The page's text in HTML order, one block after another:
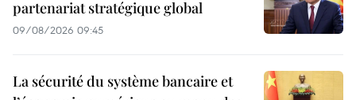
partenariat stratégique global
09/08/2026 09:45
La sécurité du système bancaire et